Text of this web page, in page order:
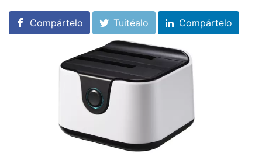
Compártelo Tuitéalo Compártelo